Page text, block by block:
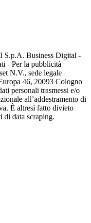
S.p.A. Business Digital -
- Per la pubblicità
N.V., sede legale
46, 20093 Cologno
personali trasmessi e/o
all’addestramento di
È altresì fatto divieto
di data scraping.